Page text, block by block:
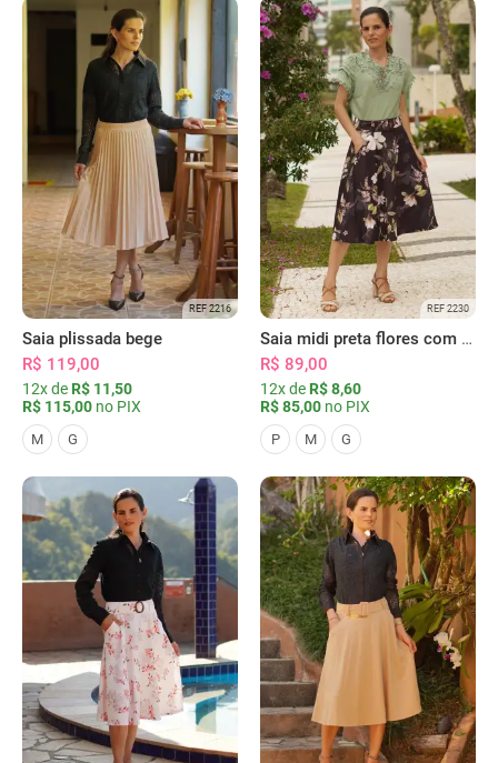
REF 2216
Saia plissada bege
R$ 119,00
12x de R$ 11,50
R$ 115,00 no PIX
M G
REF 2230
Saia midi preta flores com bolsos
R$ 89,00
12x de R$ 8,60
R$ 85,00 no PIX
P M G